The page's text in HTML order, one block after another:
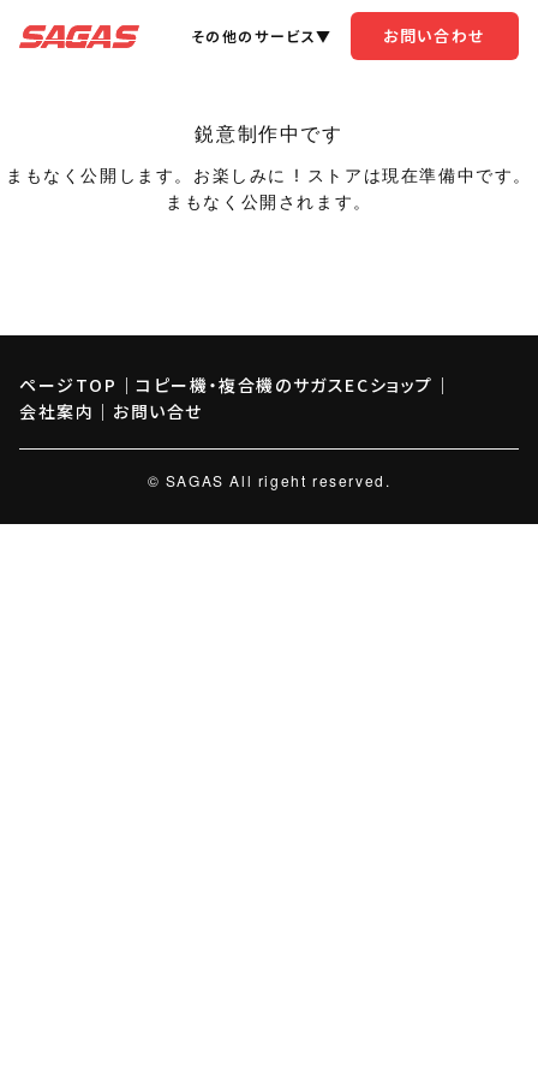
その他のサービス▼ お問い合わせ
鋭意制作中です
まもなく公開します。お楽しみに ! ストアは現在準備中です。
まもなく公開されます。
ページTOP ｜コピー機・複合機のサガスECショップ ｜
会社案内 ｜ お問い合せ
© SAGAS All rigeht reserved.